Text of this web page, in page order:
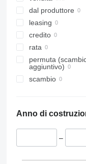
dal produttore
leasing
credito
rata
permuta
aggiuntivo)
scambio
Anno di
–